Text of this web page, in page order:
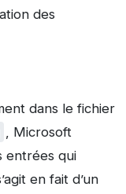
des
dans le fichier
, Microsoft
entrées qui
en fait d’un